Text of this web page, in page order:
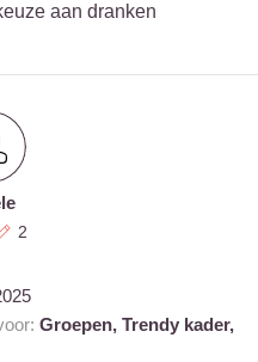
aan dranken
2
Groepen, Trendy kader,